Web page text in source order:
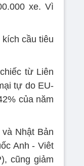
xe. Vì
cầu tiêu
từ Liên
tự do EU-
của năm
Nhật Bản
Anh - Viêt
cũng giảm